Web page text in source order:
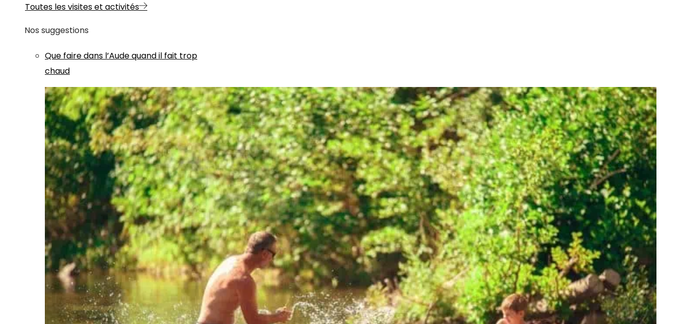
Toutes les visites et activités
Nos suggestions
Que faire dans l’Aude quand il fait trop
chaud